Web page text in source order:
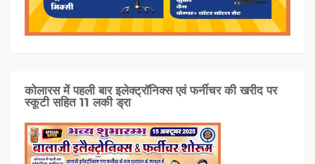
कोलारस में पहली बार इलेक्ट्रॉनिक्स एवं फर्नीचर की खरीद पर
स्कूटी सहित 11 लकी ड्रा